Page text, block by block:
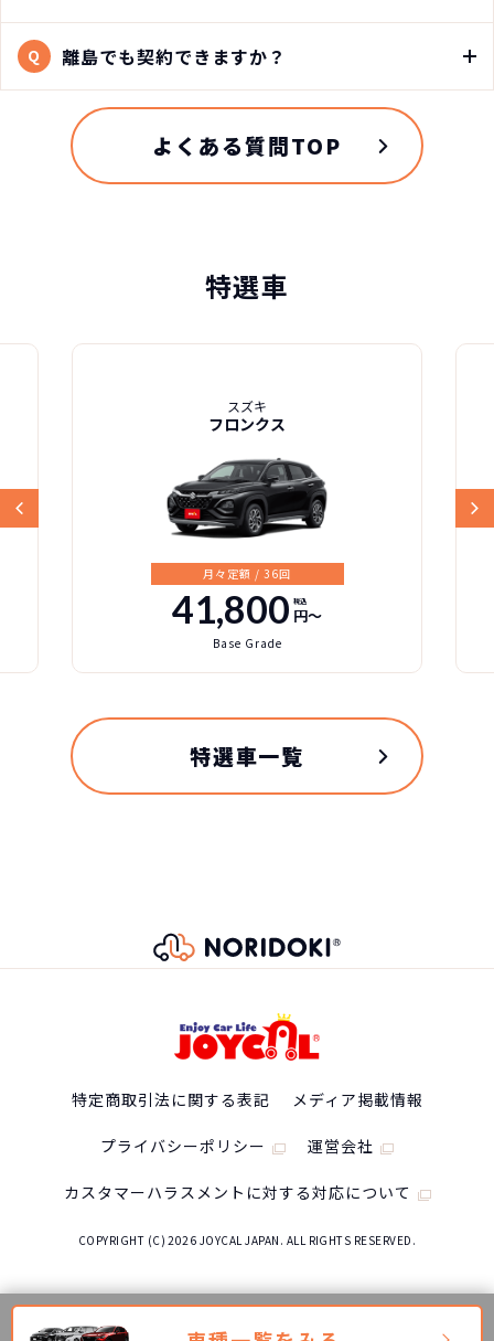
Q 離島でも契約できますか？
よくある質問TOP
特選車
スズキ
フロンクス
月々定額 / 36回
41,800 税込
円〜
Base Grade
特選車一覧
特定商取引法に関する表記 メディア掲載情報
プライバシーポリシー 運営会社
カスタマーハラスメントに対する対応について
COPYRIGHT (C) 2026 JOYCAL JAPAN. ALL RIGHTS RESERVED.